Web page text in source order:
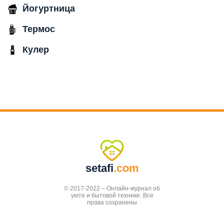
Йогуртница
Термос
Кулер
setafi.com
© 2017-2022 – Онлайн-журнал об
уюте и бытовой технике. Все
права сохранены